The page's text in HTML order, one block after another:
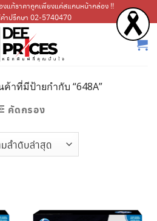
งแท้ราคาถูกเพียงแค่สแกนหน้ากล่อง !!
คำปรึกษา 02-5740470
ค้าที่มีป้ายกำกับ “648A”
คัดกรอง